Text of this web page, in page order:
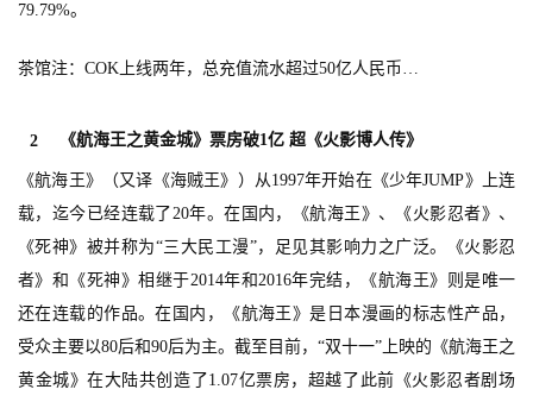
79.79%。
茶馆注：COK上线两年，总充值流水超过50亿人民币…
2 《航海王之黄金城》票房破1亿 超《火影博人传》
《航海王》（又译《海贼王》）从1997年开始在《少年JUMP》上连
载，迄今已经连载了20年。在国内，《航海王》、《火影忍者》、
《死神》被并称为“三大民工漫”，足见其影响力之广泛。《火影忍
者》和《死神》相继于2014年和2016年完结，《航海王》则是唯一
还在连载的作品。在国内，《航海王》是日本漫画的标志性产品，
受众主要以80后和90后为主。截至目前，“双十一”上映的《航海王之
黄金城》在大陆共创造了1.07亿票房，超越了此前《火影忍者剧场